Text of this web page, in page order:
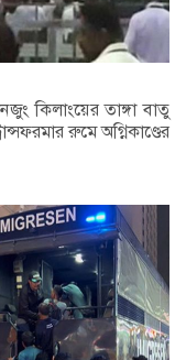
কিলাংয়ের তাঙ্গা বাতু
রুমে অগ্নিকাণ্ডের